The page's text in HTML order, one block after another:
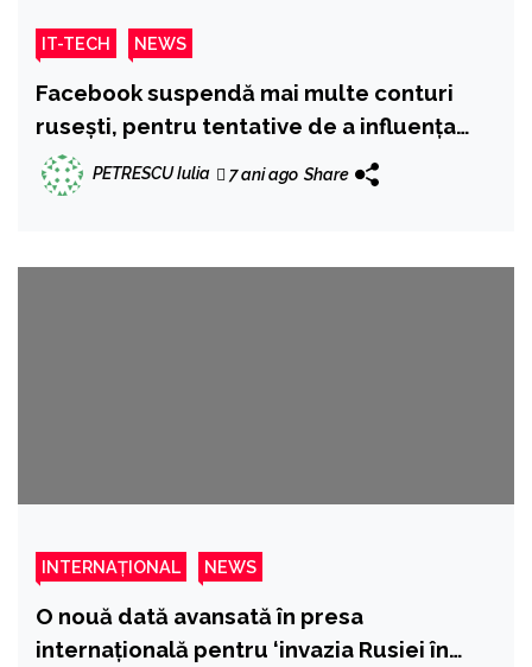
IT-TECH NEWS
Facebook suspendă mai multe conturi
ruseşti, pentru tentative de a influenţa
politica unor ţări africane
PETRESCU Iulia 7 ani ago Share
INTERNAȚIONAL NEWS
O nouă dată avansată în presa
internațională pentru ‘invazia Rusiei în